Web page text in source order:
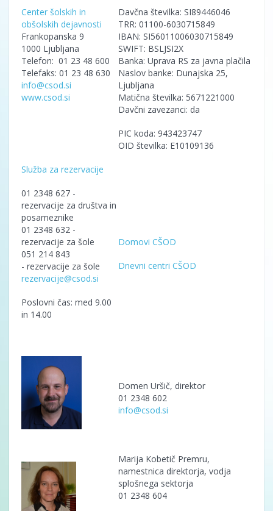
Center šolskih in
obšolskih dejavnosti
Frankopanska 9
1000 Ljubljana
Telefon: 01 23 48 600
Telefaks: 01 23 48 630
info@csod.si
www.csod.si
Davčna številka: SI89446046
TRR: 01100-6030715849
IBAN: SI56011006030715849
SWIFT: BSLJSI2X
Banka: Uprava RS za javna plačila
Naslov banke: Dunajska 25,
Ljubljana
Matična številka: 5671221000
Davčni zavezanci: da
PIC koda: 943423747
OID številka: E10109136
Služba za rezervacije
01 2348 627 -
rezervacije za društva in
posameznike
01 2348 632 -
rezervacije za šole
051 214 843
- rezervacije za šole
rezervacije@csod.si
Poslovni čas: med 9.00
in 14.00
Domovi CŠOD
Dnevni centri CŠOD
Domen Uršič, direktor
01 2348 602
info@csod.si
Marija Kobetič Premru,
namestnica direktorja, vodja
splošnega sektorja
01 2348 604